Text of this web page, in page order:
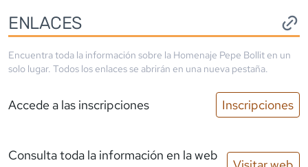
ENLACES
Encuentra toda la información sobre la Homenaje Pepe Bollit en un
solo lugar. Todos los enlaces se abrirán en una nueva pestaña.
Accede a las inscripciones Inscripciones
Consulta toda la información en la web